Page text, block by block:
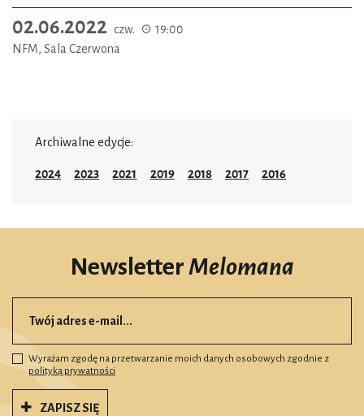
02.06.2022 czw.
19:00
NFM, Sala Czerwona
Archiwalne edycje:
2024 2023 2021 2019 2018 2017 2016
NewsletterMelomana
Wyrażam zgodę na przetwarzanie moich danych osobowych zgodnie z
polityką prywatności
ZAPISZ SIĘ